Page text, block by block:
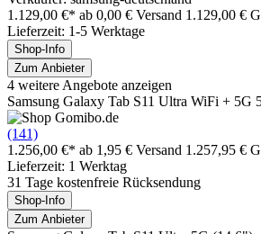
1.129,00 €* ab 0,00 € Versand 1.129,00 €
Lieferzeit: 1-5 Werktage
Shop-Info
Zum Anbieter
4 weitere Angebote anzeigen
Samsung Galaxy Tab S11 Ultra WiFi + 5G
(141)
1.256,00 €* ab 1,95 € Versand 1.257,95 €
Lieferzeit: 1 Werktag
31 Tage kostenfreie Rücksendung
Shop-Info
Zum Anbieter